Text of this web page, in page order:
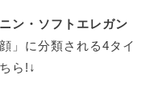
ン・ソフトエレガン
」に分類される4タイ
ら!↓